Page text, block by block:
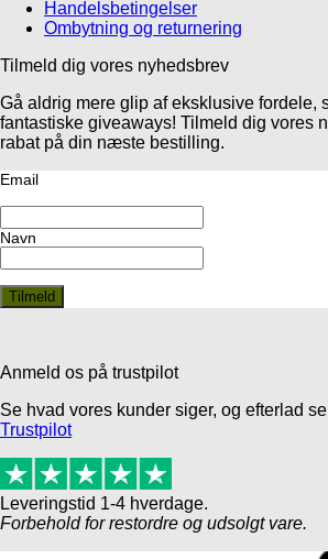
Handelsbetingelser
Ombytning og returnering
Tilmeld dig vores nyhedsbrev
Gå aldrig mere glip af eksklusive fordele,
fantastiske giveaways! Tilmeld dig vores
rabat på din næste bestilling.
Email
Navn
Anmeld os på trustpilot
Se hvad vores kunder siger, og efterlad
Trustpilot
Leveringstid 1-4 hverdage.
Forbehold for restordre og udsolgt vare.